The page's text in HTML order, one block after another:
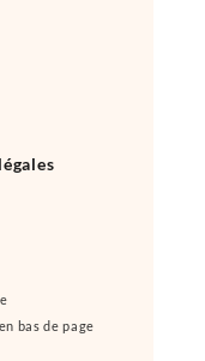
bas de page